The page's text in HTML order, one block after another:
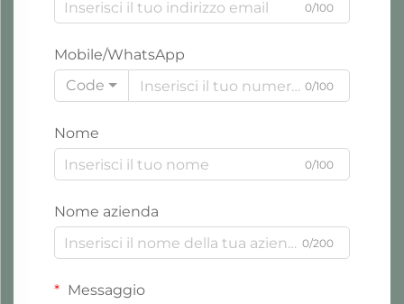
0/100
Mobile/WhatsApp
Code
0/100
Nome
0/100
Nome azienda
0/200
Messaggio